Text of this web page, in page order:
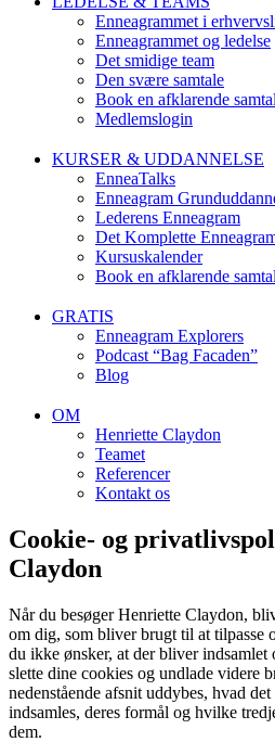
Enneagrammet i
Enneagrammet og ledelse
Det smidige team
Den svære samtale
Book en afklarende
Medlemslogin
KURSER & UDDANNELSE
EnneaTalks
Enneagram
Lederens Enneagram
Det Komplette
Kursuskalender
Book en afklarende
GRATIS
Enneagram Explorers
Podcast “Bag Facaden”
Blog
OM
Henriette Claydon
Teamet
Referencer
Kontakt os
Cookie- og
Claydon
Når du besøger Henriette Claydon,
om dig, som bliver brugt til at tilpasse
du ikke ønsker, at der bliver
slette dine cookies og undlade videre
nedenstående afsnit uddybes, hvad
indsamles, deres formål og hvilke
dem.